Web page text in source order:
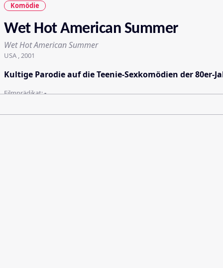
Komödie
Wet Hot American Summer
Wet Hot American Summer
USA , 2001
Kultige Parodie auf die Teenie-Sexkomödien der
Filmprädikat:-